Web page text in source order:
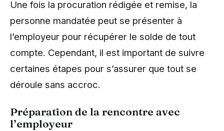
Une fois la procuration rédigée et remise, la
personne mandatée peut se présenter à
l’employeur pour récupérer le solde de tout
compte. Cependant, il est important de suivre
certaines étapes pour s’assurer que tout se
déroule sans accroc.
Préparation de la rencontre avec
l’employeur